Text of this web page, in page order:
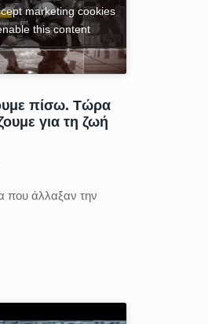
marketing cookies
this content
πίσω. Τώρα
για τη ζωή
που άλλαξαν την